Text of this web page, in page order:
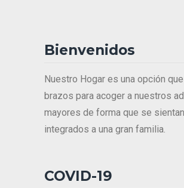
Bienvenidos
Nuestro Hogar es una opción
brazos para acoger a nuestros
mayores de forma que se sientan
integrados a una gran familia.
COVID-19